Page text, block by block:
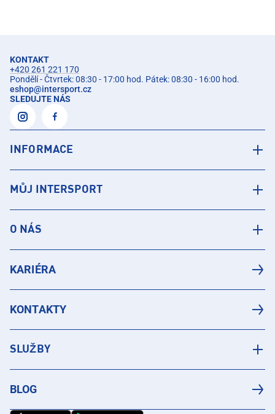
KONTAKT
+420 261 221 170
Pondělí - Čtvrtek: 08:30 - 17:00 hod. Pátek: 08:30 - 16:00 hod.
eshop@intersport.cz
SLEDUJTE NÁS
INFORMACE
MŮJ INTERSPORT
O NÁS
KARIÉRA
KONTAKTY
SLUŽBY
BLOG